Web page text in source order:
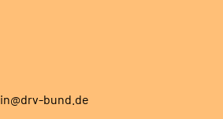
bund.de